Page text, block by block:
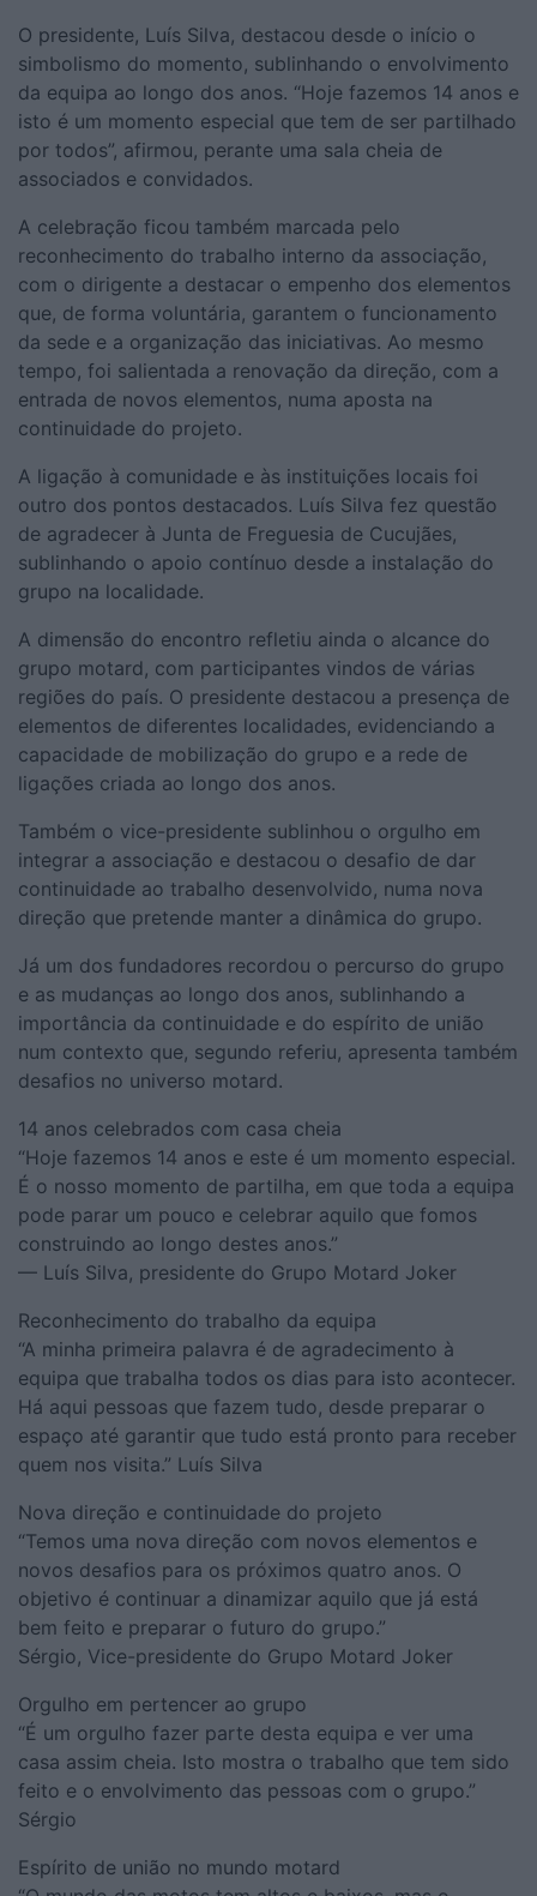
O presidente, Luís Silva, destacou desde o início o
simbolismo do momento, sublinhando o envolvimento
da equipa ao longo dos anos. “Hoje fazemos 14 anos e
isto é um momento especial que tem de ser partilhado
por todos”, afirmou, perante uma sala cheia de
associados e convidados.
A celebração ficou também marcada pelo
reconhecimento do trabalho interno da associação,
com o dirigente a destacar o empenho dos elementos
que, de forma voluntária, garantem o funcionamento
da sede e a organização das iniciativas. Ao mesmo
tempo, foi salientada a renovação da direção, com a
entrada de novos elementos, numa aposta na
continuidade do projeto.
A ligação à comunidade e às instituições locais foi
outro dos pontos destacados. Luís Silva fez questão
de agradecer à Junta de Freguesia de Cucujães,
sublinhando o apoio contínuo desde a instalação do
grupo na localidade.
A dimensão do encontro refletiu ainda o alcance do
grupo motard, com participantes vindos de várias
regiões do país. O presidente destacou a presença de
elementos de diferentes localidades, evidenciando a
capacidade de mobilização do grupo e a rede de
ligações criada ao longo dos anos.
Também o vice-presidente sublinhou o orgulho em
integrar a associação e destacou o desafio de dar
continuidade ao trabalho desenvolvido, numa nova
direção que pretende manter a dinâmica do grupo.
Já um dos fundadores recordou o percurso do grupo
e as mudanças ao longo dos anos, sublinhando a
importância da continuidade e do espírito de união
num contexto que, segundo referiu, apresenta também
desafios no universo motard.
14 anos celebrados com casa cheia
“Hoje fazemos 14 anos e este é um momento especial.
É o nosso momento de partilha, em que toda a equipa
pode parar um pouco e celebrar aquilo que fomos
construindo ao longo destes anos.”
— Luís Silva, presidente do Grupo Motard Joker
Reconhecimento do trabalho da equipa
“A minha primeira palavra é de agradecimento à
equipa que trabalha todos os dias para isto acontecer.
Há aqui pessoas que fazem tudo, desde preparar o
espaço até garantir que tudo está pronto para receber
quem nos visita.” Luís Silva
Nova direção e continuidade do projeto
“Temos uma nova direção com novos elementos e
novos desafios para os próximos quatro anos. O
objetivo é continuar a dinamizar aquilo que já está
bem feito e preparar o futuro do grupo.”
Sérgio, Vice-presidente do Grupo Motard Joker
Orgulho em pertencer ao grupo
“É um orgulho fazer parte desta equipa e ver uma
casa assim cheia. Isto mostra o trabalho que tem sido
feito e o envolvimento das pessoas com o grupo.”
Sérgio
Espírito de união no mundo motard